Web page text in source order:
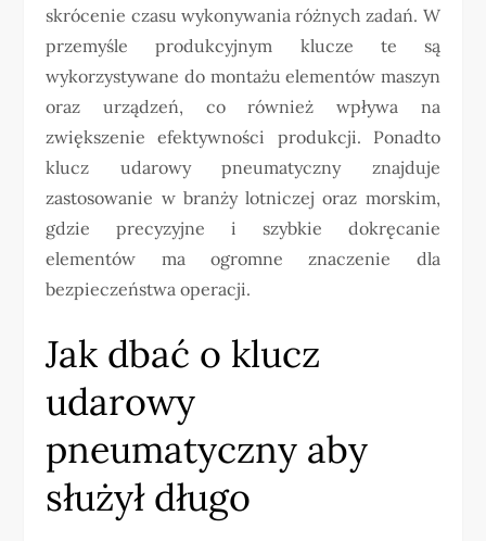
skrócenie czasu wykonywania różnych zadań. W
przemyśle produkcyjnym klucze te są
wykorzystywane do montażu elementów maszyn
oraz urządzeń, co również wpływa na
zwiększenie efektywności produkcji. Ponadto
klucz udarowy pneumatyczny znajduje
zastosowanie w branży lotniczej oraz morskim,
gdzie precyzyjne i szybkie dokręcanie
elementów ma ogromne znaczenie dla
bezpieczeństwa operacji.
Jak dbać o klucz
udarowy
pneumatyczny aby
służył długo